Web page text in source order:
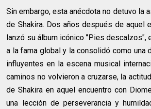
Sin embargo, esta anécdota no detuvo la
de Shakira. Dos años después de aquel
lanzó su álbum icónico "Pies descalzos",
a la fama global y la consolidó como una
influyentes en la escena musical
caminos no volvieron a cruzarse, la
de Shakira en aquel encuentro con
una lección de perseverancia y